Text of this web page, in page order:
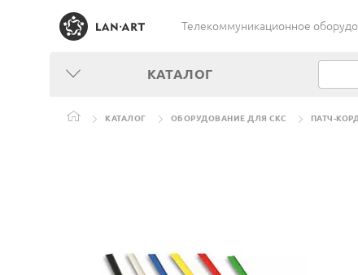
Телекоммуникационное
КАТАЛОГ
КАТАЛОГ ОБОРУДОВАНИЕ ДЛЯ СКС ПАТЧ-